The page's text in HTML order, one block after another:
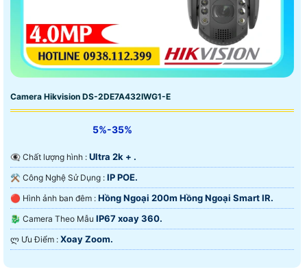
Camera Hikvision DS-2DE7A432IWG1-E
5%-35%
👁️‍🗨 Chất lượng hình : Ultra 2k + .
⚒ Công Nghệ Sử Dụng : IP POE.
🔴 Hình ảnh ban đêm : Hồng Ngoại 200m Hồng Ngoại Smart IR.
🐉️ Camera Theo Mẫu IP67 xoay 360.
️ლ Ưu Điểm : Xoay Zoom.